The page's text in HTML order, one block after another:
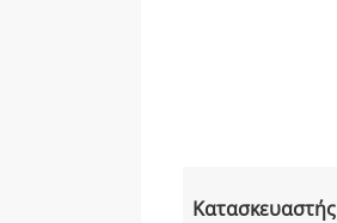
Κατασκευαστής